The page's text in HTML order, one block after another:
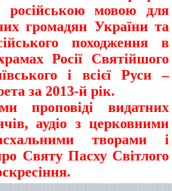
російською мовою для
громадян України та
походження в
Росії Святійшого
і всієї Руси –
за 2013-й рік.
проповіді видатних
аудіо з церковними
творами і
Святу Пасху Світлого